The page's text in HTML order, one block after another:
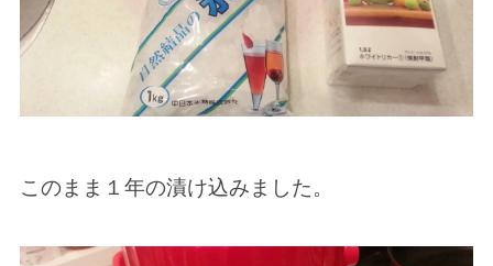
このまま１年の漬け込みました。